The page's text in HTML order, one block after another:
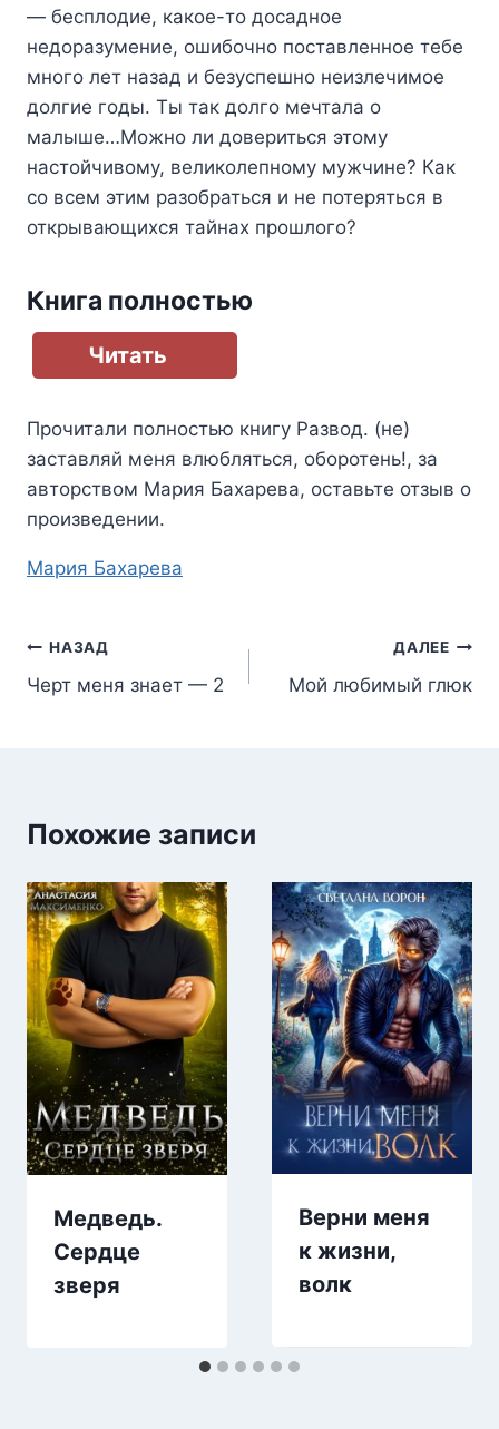
— бесплодие, какое-то досадное
недоразумение, ошибочно поставленное тебе
много лет назад и безуспешно неизлечимое
долгие годы. Ты так долго мечтала о
малыше…Можно ли довериться этому
настойчивому, великолепному мужчине? ​​​​​​​​​​​​​​Как
со всем этим разобраться и не потеряться в
открывающихся тайнах прошлого?​​​​​​​
Книга полностью
Читать
Прочитали полностью книгу Развод. (не)
заставляй меня влюбляться, оборотень!, за
авторством Мария Бахарева, оставьте отзыв о
произведении.
Метки
Мария Бахарева
Навигация
по
НАЗАД
Черт меня знает — 2
ДАЛЕЕ
Мой любимый глюк
Похожие записи
Медведь.
Сердце
зверя
Верни меня
к жизни,
волк